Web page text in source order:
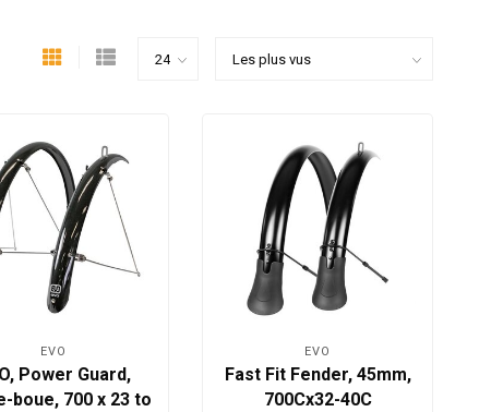
EVO
Power Guard,
boue, 700 x 23 to
EVO
Fast Fit Fender, 45mm,
700Cx32-40C